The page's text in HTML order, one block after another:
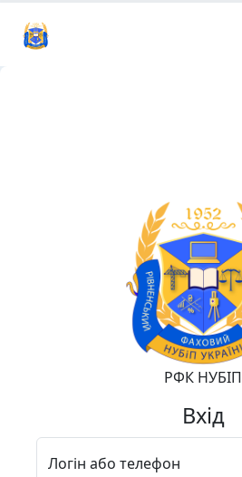
РФК НУБІП
Вхід
Логін або телефон